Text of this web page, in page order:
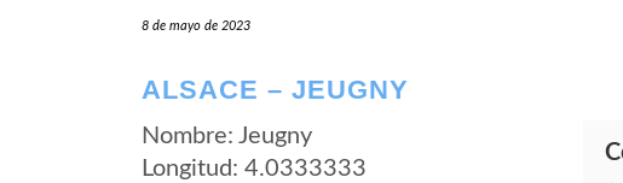
8 de mayo de 2023
ALSACE – JEUGNY
Nombre: Jeugny
Longitud: 4.0333333